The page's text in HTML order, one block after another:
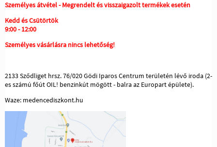
Személyes átvétel - Megrendelt és visszaigazolt termékek esetén
Kedd és Csütörtök
9:00 - 12:00
Személyes vásárlásra nincs lehetőség!
2133 Sződliget hrsz. 76/020 Gödi Iparos Centrum területén lévő iroda (2-
es számú főút OIL! benzinkút mögött - balra az Europart épülete).
Waze: medencediszkont.hu